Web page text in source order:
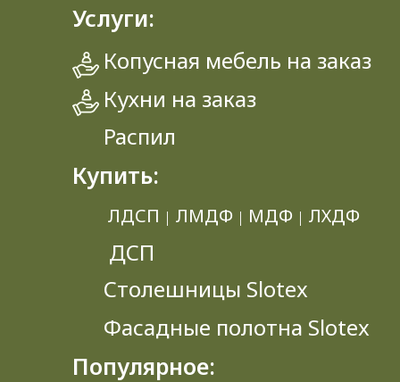
Услуги:
Копусная мебель на заказ
Кухни на заказ
Распил
Купить:
ЛДСП | ЛМДФ | МДФ | ЛХДФ
ДСП
Столешницы Slotex
Фасадные полотна Slotex
Популярное: